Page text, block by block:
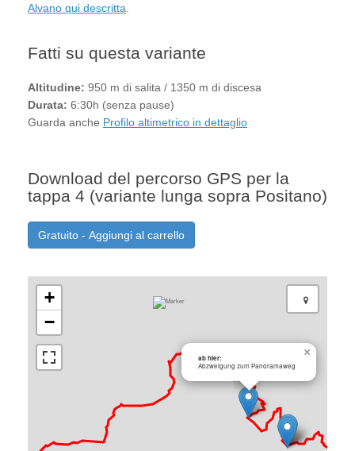
Alvano qui descritta
Fatti su questa variante
Altitudine: 950 m di salita / 1350 m di discesa
Durata: 6:30h (senza pause)
Guarda anche Profilo altimetrico in dettaglio
Download del percorso GPS per la
tappa 4 (variante lunga sopra Positano)
Gratuito - Aggiungi al carrello
ab hier:
Abzweigung zum Panoramaweg
×
+
−